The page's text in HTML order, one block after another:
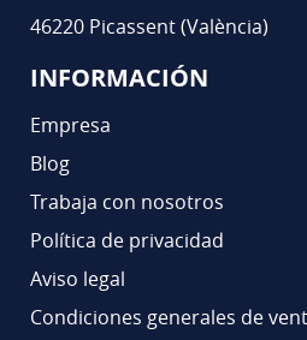
46220 Picassent (València)
INFORMACIÓN
Empresa
Blog
Trabaja con nosotros
Política de privacidad
Aviso legal
Condiciones generales de